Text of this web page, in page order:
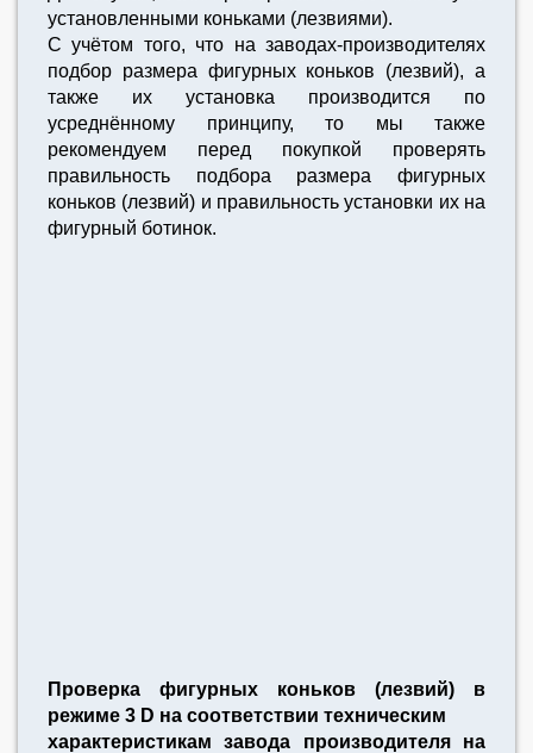
установленными коньками (лезвиями).
С учётом того, что на заводах-производителях
подбор размера фигурных коньков (лезвий), а
также их установка производится по
усреднённому принципу, то мы также
рекомендуем перед покупкой проверять
правильность подбора размера фигурных
коньков (лезвий) и правильность установки их на
фигурный ботинок.
Проверка фигурных коньков (лезвий) в
режиме 3 D на соответствии техническим
характеристикам завода производителя на